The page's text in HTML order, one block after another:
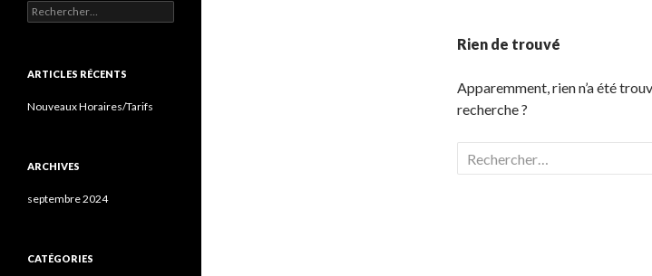
Rien de trouvé
Apparemment, rien n’a été
recherche ?
Rechercher :
Rechercher :
ARTICLES RÉCENTS
Nouveaux Horaires/Tarifs
ARCHIVES
septembre 2024
CATÉGORIES